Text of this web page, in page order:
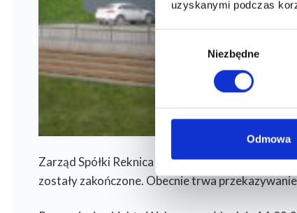
uzyskanymi podczas
zgody
Niezbędne
Odmowa
Zarząd Spółki Reknica uprzejmie informuje, że
zostały zakończone. Obecnie trwa
Dla
E-